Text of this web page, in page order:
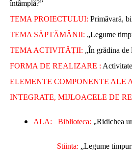
întâmplă?”
TEMA PROIECTULUI: Primăvară,
TEMA SĂPTĂMÂNII: „Legume
TEMA ACTIVITĂŢII: „În grădina de
FORMA DE REALIZARE :
ELEMENTE COMPONENTE ALE
INTEGRATE, MIJLOACELE DE
ALA: Biblioteca: „Ridichea
Stiinta: „Legume